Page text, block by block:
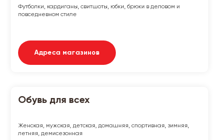
Футболки, кардиганы, свитшоты, юбки, брюки в деловом и
повседневном стиле
Адреса магазинов
Обувь для всех
Женская, мужская, детская, домашняя, спортивная, зимняя,
летняя, демисезонная